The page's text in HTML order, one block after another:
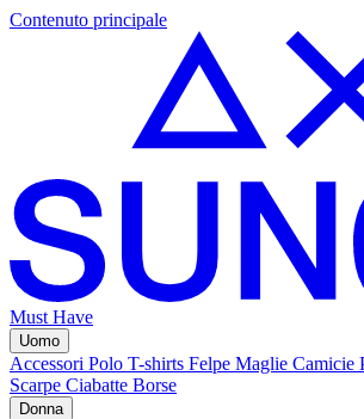
Contenuto principale
Must Have
Uomo
Accessori Polo T-shirts Felpe Maglie Camicie
Scarpe Ciabatte Borse
Donna